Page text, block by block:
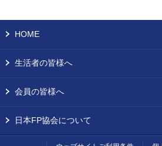
HOME
生活者の皆様へ
会員の皆様へ
日本FP協会について